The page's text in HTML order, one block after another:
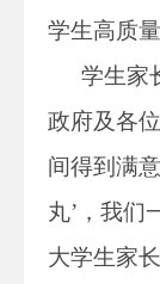
学生高质量
学生家
政府及各
间得到满
丸’，我们
大学生家长